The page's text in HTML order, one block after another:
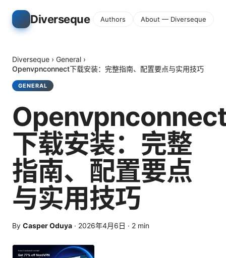
Diverseque Authors About — Diverseque
Diverseque › General ›
Openvpnconnect下载安装：完整指南、配置要点与实用技巧
GENERAL
下载安装：完整
指南、配置要点
与实用技巧
By Casper Oduya · 2026年4月6日 · 2 min